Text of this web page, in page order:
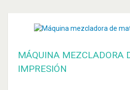
MÁQUINA MEZCLADORA
IMPRESIÓN